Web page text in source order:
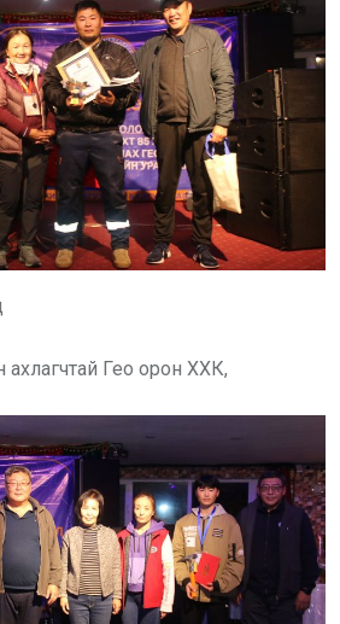
ахлагчтай Гео орон ХХК,